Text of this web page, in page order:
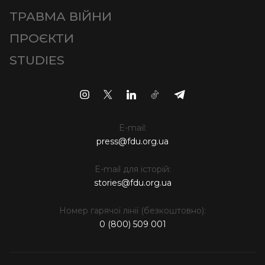
ТРАВМА ВІЙНИ
ПРОЄКТИ
STUDIES
E-mail:
press@fdu.org.ua
E-mail для історій:
stories@fdu.org.ua
Номер гарячої лінії (безкоштовно):
0 (800) 509 001